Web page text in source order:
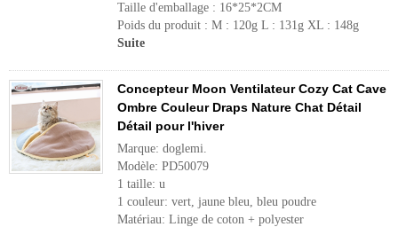
Taille d'emballage : 16*25*2CM
Poids du produit : M : 120g L : 131g XL : 148g
Suite
Concepteur Moon Ventilateur Cozy Cat Cave
Ombre Couleur Draps Nature Chat Détail
Détail pour l'hiver
Marque: doglemi.
Modèle: PD50079
1 taille: u
1 couleur: vert, jaune bleu, bleu poudre
Matériau: Linge de coton + polyester